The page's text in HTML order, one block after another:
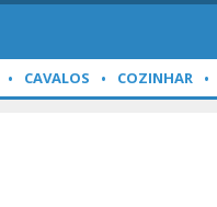
CAVALOS COZINHAR